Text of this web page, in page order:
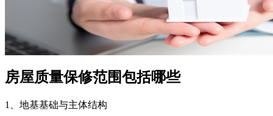
房屋质量保修范围包括哪些
1、地基基础与主体结构